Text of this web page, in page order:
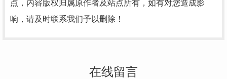
点，内容版权归属原作者及站点所有，如有对您造成影
响，请及时联系我们予以删除！
在线留言